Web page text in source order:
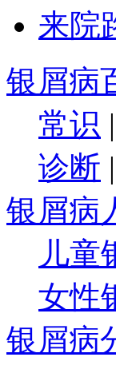
来院
银屑病
常识 |
诊断 |
银屑病
儿童
女性
银屑病